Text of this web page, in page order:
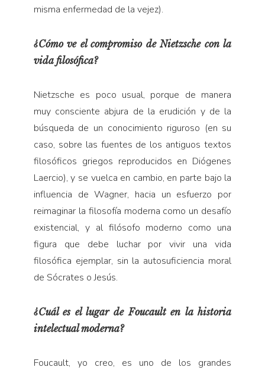
misma enfermedad de la vejez).
¿Cómo ve el compromiso de Nietzsche con la
vida filosófica?
Nietzsche es poco usual, porque de manera
muy consciente abjura de la erudición y de la
búsqueda de un conocimiento riguroso (en su
caso, sobre las fuentes de los antiguos textos
filosóficos griegos reproducidos en Diógenes
Laercio), y se vuelca en cambio, en parte bajo la
influencia de Wagner, hacia un esfuerzo por
reimaginar la filosofía moderna como un desafío
existencial, y al filósofo moderno como una
figura que debe luchar por vivir una vida
filosófica ejemplar, sin la autosuficiencia moral
de Sócrates o Jesús.
¿Cuál es el lugar de Foucault en la historia
intelectual moderna?
Foucault, yo creo, es uno de los grandes